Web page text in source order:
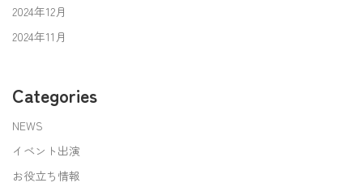
2024年12月
2024年11月
Categories
NEWS
イベント出演
お役立ち情報